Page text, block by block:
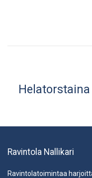
Ravintola Nallikari
Ravintolatoimintaa